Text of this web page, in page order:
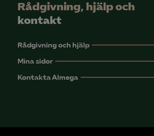
Rådgivning, hjälp och
kontakt
Rådgivning och hjälp
Mina sidor
Kontakta Almega